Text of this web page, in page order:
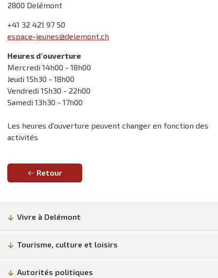
2800 Delémont
+41 32 421 97 50
espace-jeunes@delemont.ch
Heures d'ouverture
Mercredi 14h00 - 18h00
Jeudi 15h30 - 18h00
Vendredi 15h30 - 22h00
Samedi 13h30 - 17h00
Les heures d'ouverture peuvent changer en fonction des
activités
Retour
Vivre à Delémont
Tourisme, culture et loisirs
Autorités politiques